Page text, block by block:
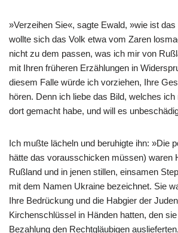
»Verzeihen Sie«, sagte Ewald, »wie ist
wollte sich das Volk etwa vom Zaren
nicht zu dem passen, was ich mir von
mit Ihren früheren Erzählungen in
diesem Falle würde ich vorziehen, Ihre
hören. Denn ich liebe das Bild, welches
dort gemacht habe, und will es
Ich mußte lächeln und beruhigte ihn: »Die
hätte das vorausschicken müssen) waren
Rußland und in jenen stillen, einsamen
mit dem Namen Ukraine bezeichnet. Sie
Ihre Bedrückung und die Habgier der
Kirchenschlüssel in Händen hatten, den
Bezahlung den Rechtgläubigen